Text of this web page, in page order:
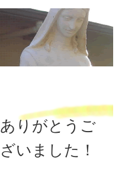
ありがとうご
ざいました！